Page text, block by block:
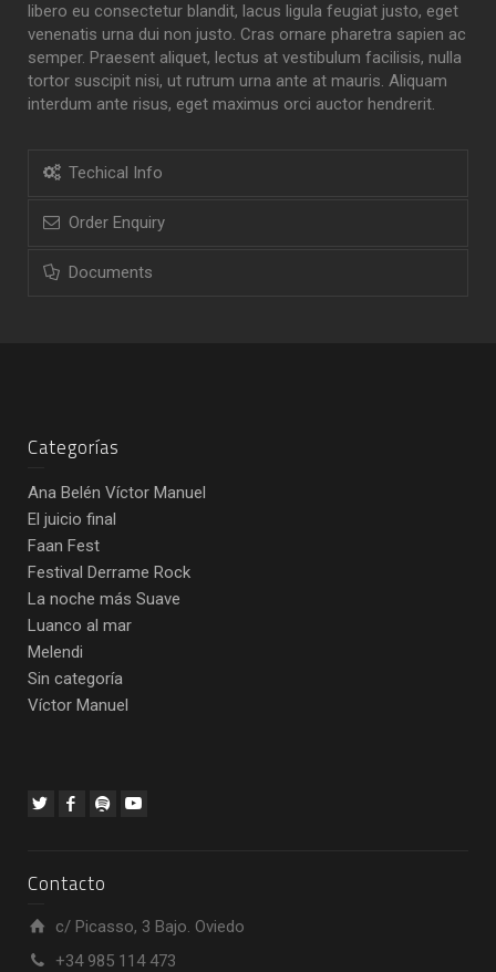
libero eu consectetur blandit, lacus ligula feugiat justo, eget
venenatis urna dui non justo. Cras ornare pharetra sapien ac
semper. Praesent aliquet, lectus at vestibulum facilisis, nulla
tortor suscipit nisi, ut rutrum urna ante at mauris. Aliquam
interdum ante risus, eget maximus orci auctor hendrerit.
Techical Info
Order Enquiry
Documents
Categorías
Ana Belén Víctor Manuel
El juicio final
Faan Fest
Festival Derrame Rock
La noche más Suave
Luanco al mar
Melendi
Sin categoría
Víctor Manuel
Contacto
c/ Picasso, 3 Bajo. Oviedo
+34 985 114 473